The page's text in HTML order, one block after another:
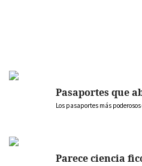
Pasaportes que
Los pasaportes más
Parece ciencia